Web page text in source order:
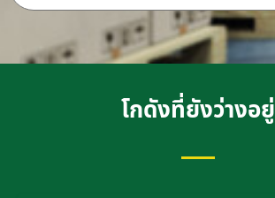
โกดังที่ยังว่างอยู่